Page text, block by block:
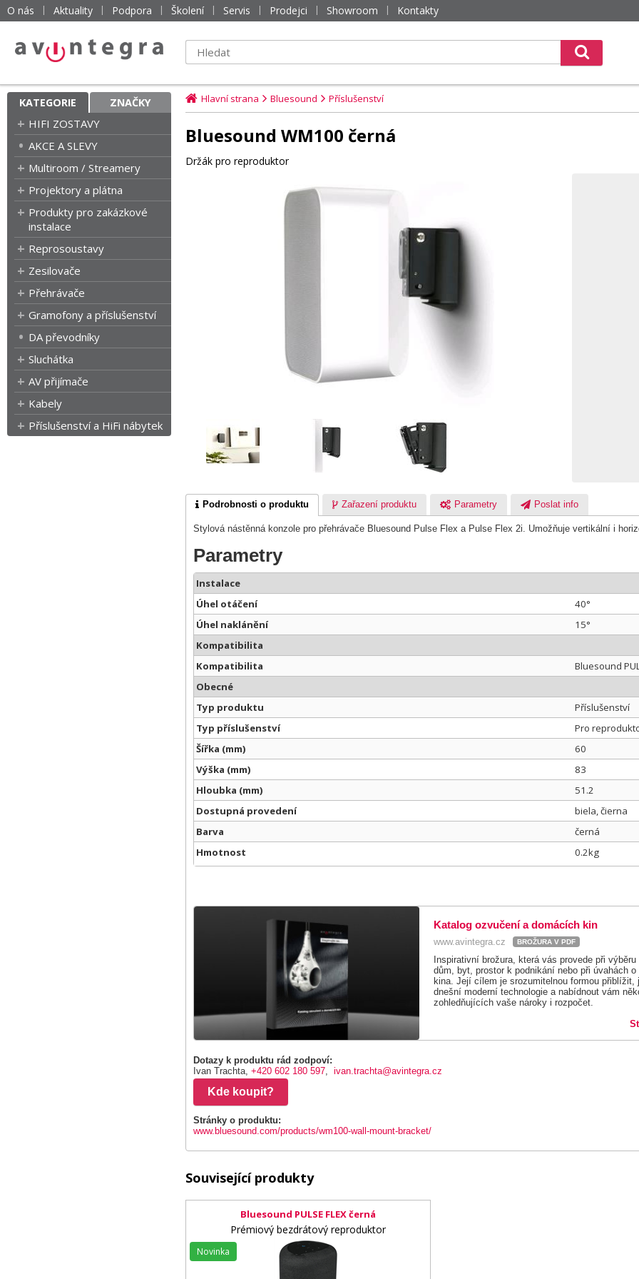
O nás Aktuality Podpora Školení Servis Prodejci Showroom Kontakty
KATEGORIE ZNAČKY
HIFI ZOSTAVY
AKCE A SLEVY
Multiroom / Streamery
Projektory a plátna
Produkty pro zakázkové
instalace
Reprosoustavy
Zesilovače
Přehrávače
Gramofony a příslušenství
DA převodníky
Sluchátka
AV přijímače
Kabely
Příslušenství a HiFi nábytek
Hlavní strana Bluesound Příslušenství
Bluesound WM100 černá
Držák pro reproduktor
Podrobnosti o produktu Zařazení produktu Parametry Poslat info
Stylová nástěnná konzole pro přehrávače Bluesound Pulse Flex a Pulse Flex 2i. Umožňuje vertikální i
Parametry
Instalace
Úhel otáčení
40°
Úhel naklánění
15°
Kompatibilita
Kompatibilita
Bluesound
Obecné
Typ produktu
Příslušenství
Typ příslušenství
Pro
Šířka (mm)
60
Výška (mm)
83
Hloubka (mm)
51.2
Dostupná provedení
biela, čierna
Barva
černá
Hmotnost
0.2kg
Katalog ozvučení a domácích kin
www.avintegra.cz BROŽURA V PDF
Inspirativní brožura, která vás provede při
dům, byt, prostor k podnikání nebo při úvahách
kina. Její cílem je srozumitelnou formou
dnešní moderní technologie a nabídnout vám
zohledňujících vaše nároky i rozpočet.
Dotazy k produktu rád zodpoví:
Ivan Trachta, +420 602 180 597, ivan.trachta@avintegra.cz
Kde koupit?
Stránky o produktu:
www.bluesound.com/products/wm100-wall-mount-bracket/
Související produkty
Bluesound PULSE FLEX černá
Prémiový bezdrátový reproduktor
Novinka